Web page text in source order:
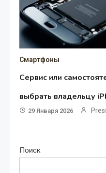
Смартфоны
Сервис или
выбрать владельцу
29 Января 2026
Поиск